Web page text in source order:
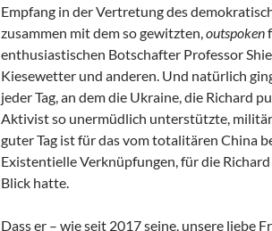
Empfang in der Vertretung des
zusammen mit dem so gewitzten, outspoken
enthusiastischen Botschafter Professor
Kiesewetter und anderen. Und natürlich
jeder Tag, an dem die Ukraine, die Richard
Aktivist so unermüdlich unterstützte,
guter Tag ist für das vom totalitären China
Existentielle Verknüpfungen, für die
Blick hatte.
Dass er – wie seit 2017 seine, unsere liebe